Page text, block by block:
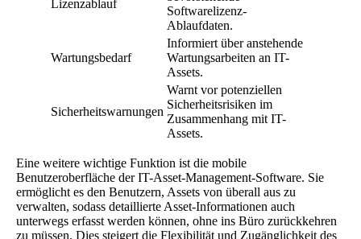
Lizenzablauf
Softwarelizenz-
Ablaufdaten.
Wartungsbedarf
Informiert über anstehende
Wartungsarbeiten an IT-
Assets.
Sicherheitswarnungen
Warnt vor potenziellen
Sicherheitsrisiken im
Zusammenhang mit IT-
Assets.
Eine weitere wichtige Funktion ist die mobile
Benutzeroberfläche der IT-Asset-Management-Software. Sie
ermöglicht es den Benutzern, Assets von überall aus zu
verwalten, sodass detaillierte Asset-Informationen auch
unterwegs erfasst werden können, ohne ins Büro zurückkehren
zu müssen. Dies steigert die Flexibilität und Zugänglichkeit des